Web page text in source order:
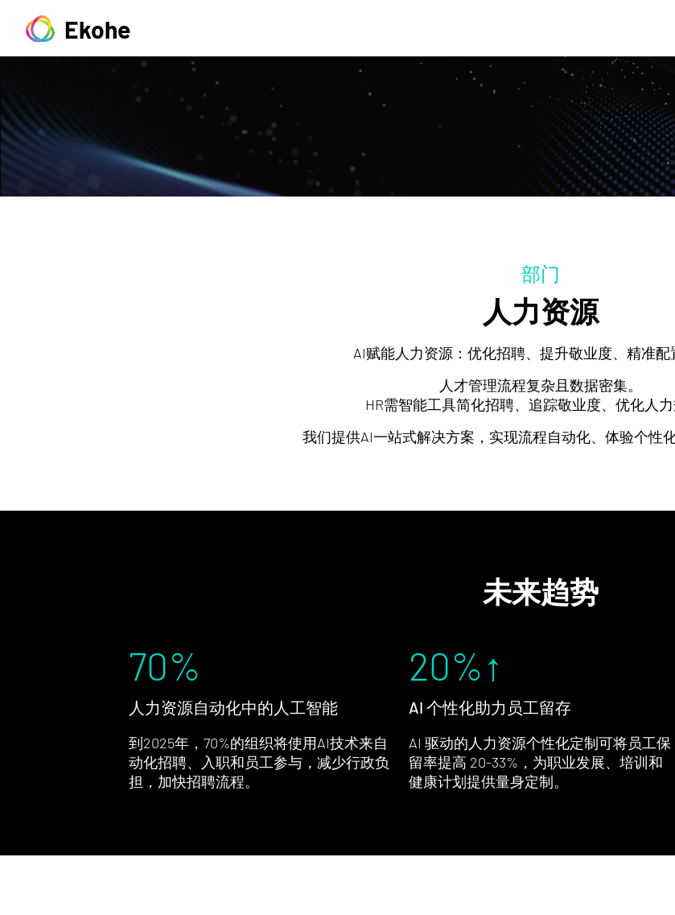
Ekohe
部门
人力资源
AI赋能人力资源：优化招聘、提升敬业度、精准配
人才管理流程复杂且数据密集。
HR需智能工具简化招聘、追踪敬业度、优化人力
我们提供AI一站式解决方案，实现流程自动化、体验个性
未来趋势
70%
人力资源自动化中的人工智能
到2025年，70%的组织将使用AI技术来自
动化招聘、入职和员工参与，减少行政负
担，加快招聘流程。
20%↑
AI 个性化助力员工留存
AI 驱动的人力资源个性化定制可将员工保
留率提高 20-33%，为职业发展、培训和
健康计划提供量身定制。